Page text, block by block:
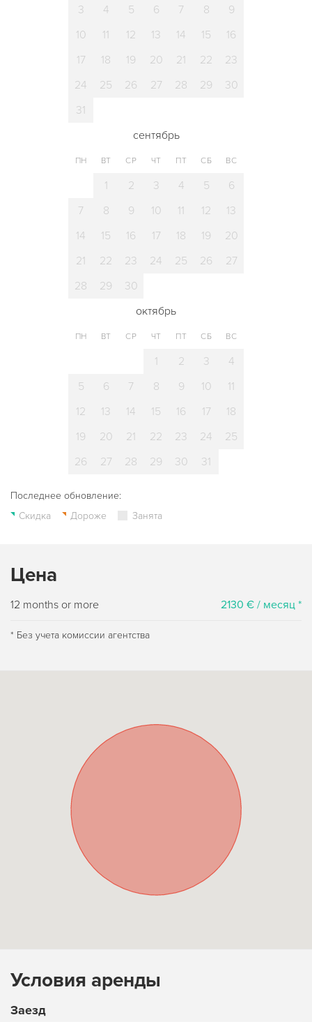
3 4 5 6 7 8
9
10
11 12 13 14 15
16
17
18 19 20 21 22
23
24
25 26 27 28 29
30
31
сентябрь
ПН ВТ СР ЧТ ПТ СБ ВС
1 2 3 4 5
6
7
8 9 10 11 12
13
14
15 16 17 18 19
20
21
22 23 24 25 26
27
28
29
30
октябрь
ПН ВТ СР ЧТ ПТ СБ ВС
1 2 3
4
5
6 7 8 9 10
11
12
13 14 15 16 17
18
19
20 21 22 23 24
25
26
27 28 29 30 31
Последнее обновление:
Скидка
Дороже Занята
Цена
12 months or more 2130 € / месяц *
* Без учета комиссии агентства
Условия аренды
Заезд